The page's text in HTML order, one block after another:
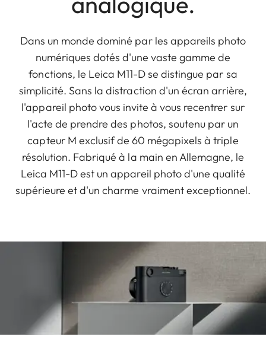
Dans un monde dominé par les appareils photo
numériques dotés d'une vaste gamme de
fonctions, le Leica M11-D se distingue par sa
simplicité. Sans la distraction d'un écran arrière,
l'appareil photo vous invite à vous recentrer sur
l'acte de prendre des photos, soutenu par un
capteur M exclusif de 60 mégapixels à triple
résolution. Fabriqué à la main en Allemagne, le
Leica M11-D est un appareil photo d'une qualité
supérieure et d'un charme vraiment exceptionnel.